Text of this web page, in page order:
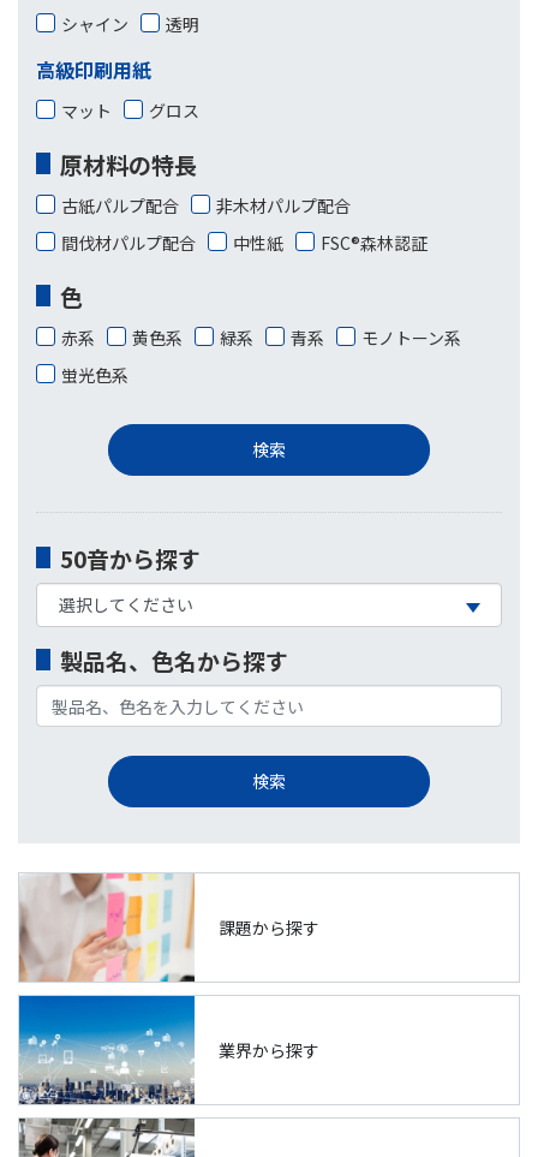
シャイン
透明
高級印刷用紙
マット グロス
原材料の特長
古紙パルプ配合
非木材パルプ配合
間伐材パルプ配合
中性紙 FSC®森林認証
色
赤系 黄色系 緑系 青系
モノトーン系
蛍光色系
50音から探す
製品名、色名から探す
課題から探す
業界から探す